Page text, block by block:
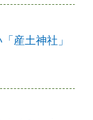
産土神社」